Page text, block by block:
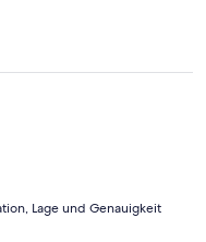
villa was cleaned
restaurant a 10 minute
was sandy and
family holiday.
Lage und Genauigkeit